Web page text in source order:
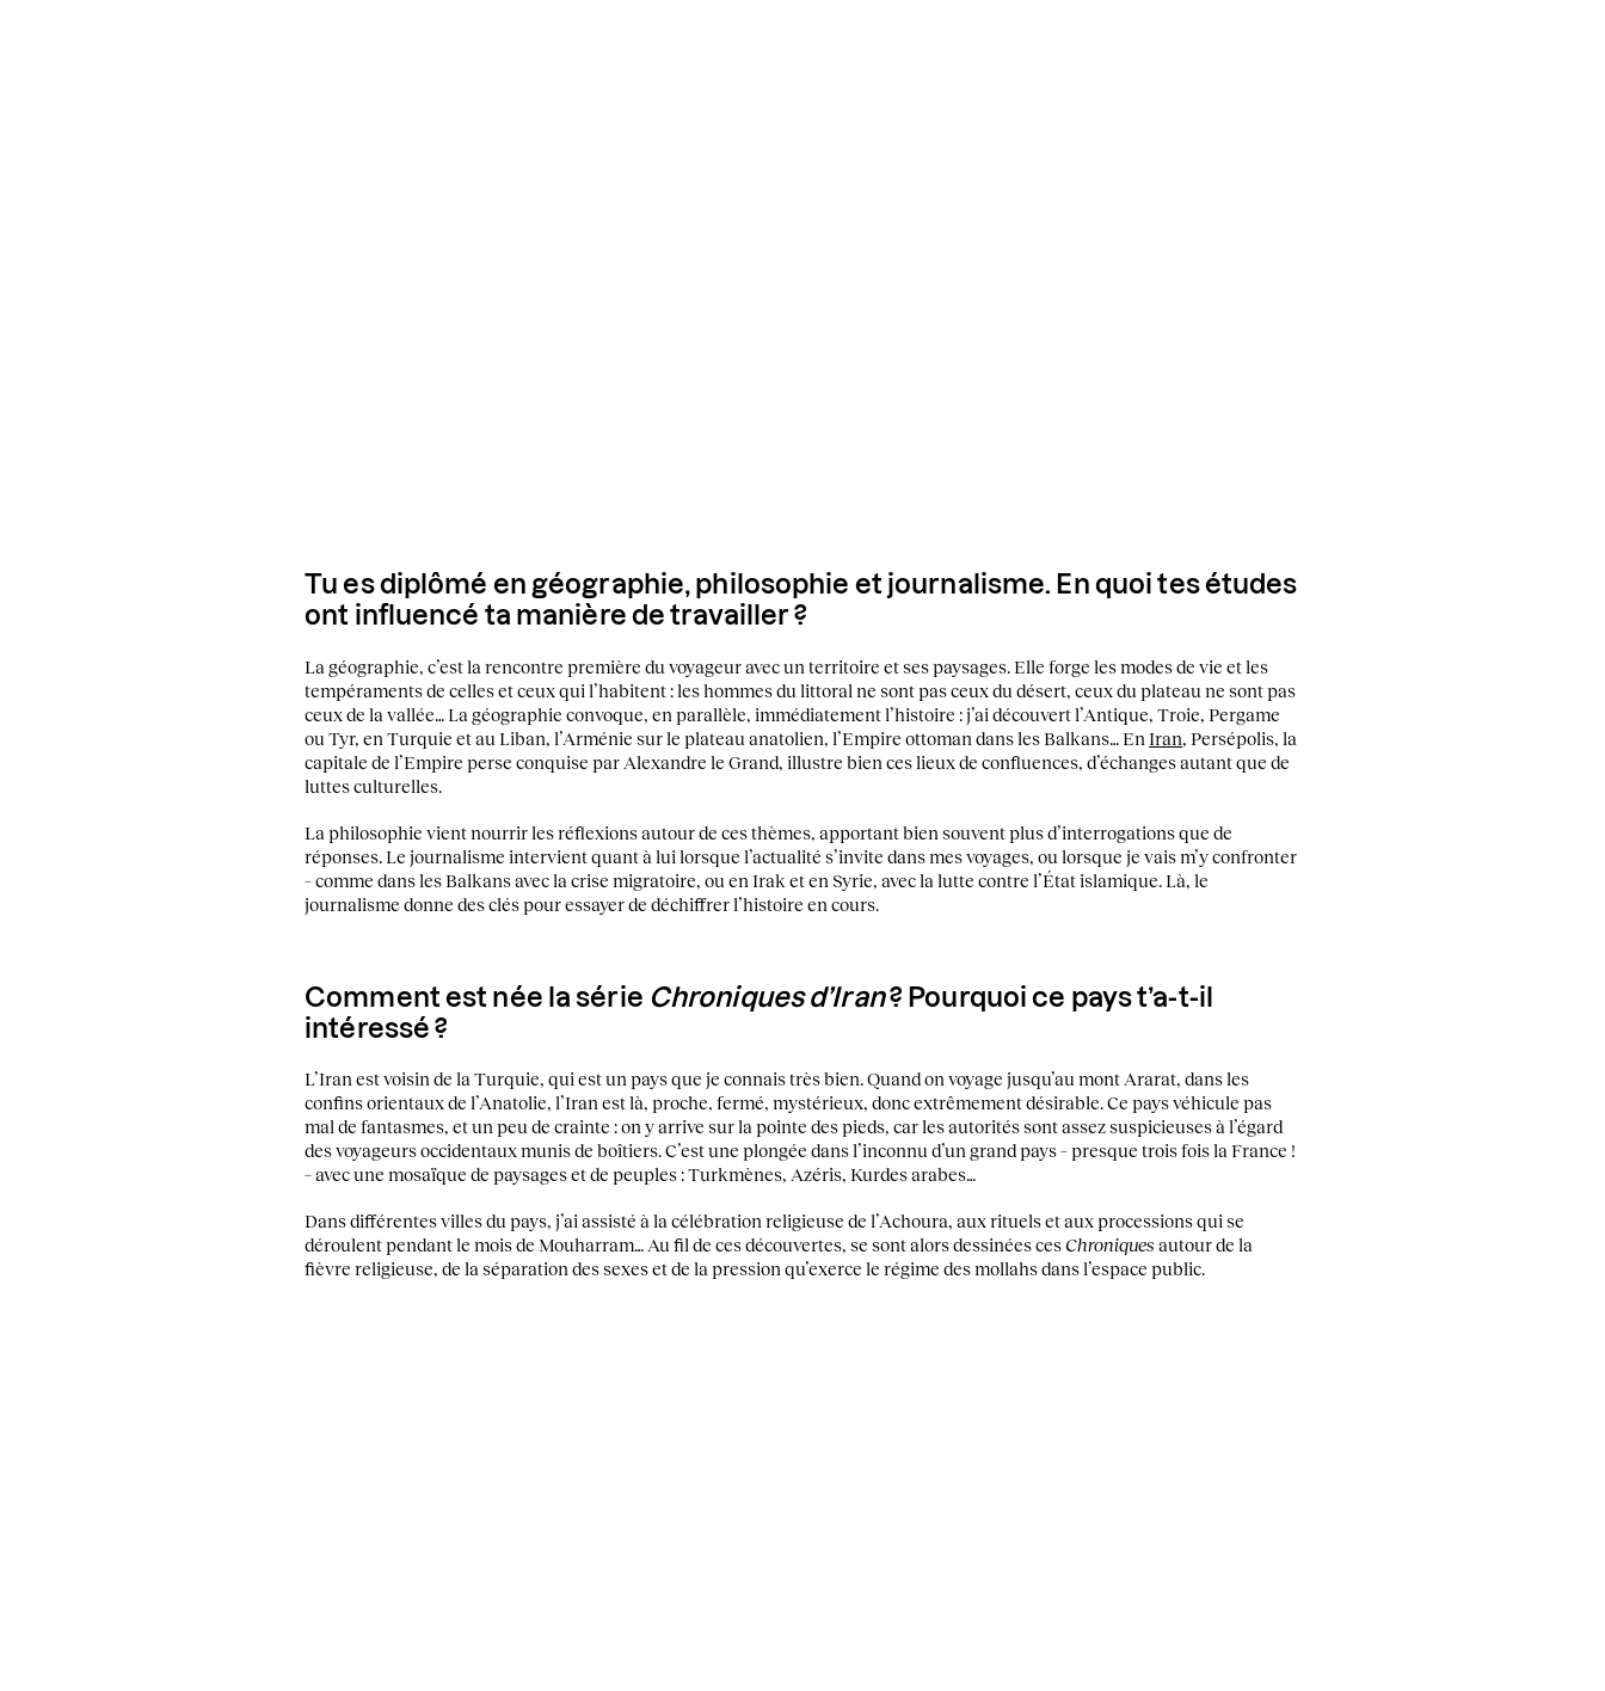
Tu es diplômé en géographie, philosophie et journalisme. En quoi tes études
ont influencé ta manière de travailler ?
La géographie, c’est la rencontre première du voyageur avec un territoire et ses paysages. Elle forge les modes de vie et les
tempéraments de celles et ceux qui l’habitent : les hommes du littoral ne sont pas ceux du désert, ceux du plateau ne sont pas
ceux de la vallée… La géographie convoque, en parallèle, immédiatement l’histoire : j’ai découvert l’Antique, Troie, Pergame
ou Tyr, en Turquie et au Liban, l’Arménie sur le plateau anatolien, l’Empire ottoman dans les Balkans… EnIran, Persépolis, la
capitale de l’Empire perse conquise par Alexandre le Grand, illustre bien ces lieux de confluences, d’échanges autant que de
luttes culturelles.
La philosophie vient nourrir les réflexions autour de ces thèmes, apportant bien souvent plus d’interrogations que de
réponses. Le journalisme intervient quant à lui lorsque l’actualité s’invite dans mes voyages, ou lorsque je vais m’y confronter
– comme dans les Balkans avec la crise migratoire, ou en Irak et en Syrie, avec la lutte contre l’État islamique. Là, le
journalisme donne des clés pour essayer de déchiffrer l’histoire en cours.
Comment est née la série Chroniques d’Iran? Pourquoi ce pays t’a-t-il
intéressé ?
L’Iran est voisin de la Turquie, qui est un pays que je connais très bien. Quand on voyage jusqu’au mont Ararat, dans les
confins orientaux de l’Anatolie, l’Iran est là, proche, fermé, mystérieux, donc extrêmement désirable. Ce pays véhicule pas
mal de fantasmes, et un peu de crainte : on y arrive sur la pointe des pieds, car les autorités sont assez suspicieuses à l’égard
des voyageurs occidentaux munis de boîtiers. C’est une plongée dans l’inconnu d’un grand pays – presque trois fois la France !
– avec une mosaïque de paysages et de peuples : Turkmènes, Azéris, Kurdes arabes…
Dans différentes villes du pays, j’ai assisté à la célébration religieuse de l’Achoura, aux rituels et aux processions qui se
déroulent pendant le mois de Mouharram… Au fil de ces découvertes, se sont alors dessinées cesChroniques autour de la
fièvre religieuse, de la séparation des sexes et de la pression qu’exerce le régime des mollahs dans l’espace public.